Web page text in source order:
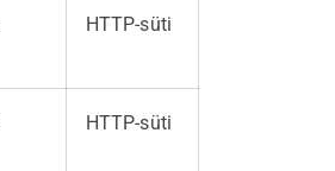
HTTP-süti
HTTP-süti